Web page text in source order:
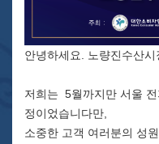
안녕하세요. 노량진수산시
저희는 5월까지만 서울
정이었습니다만,
소중한 고객 여러분의 성